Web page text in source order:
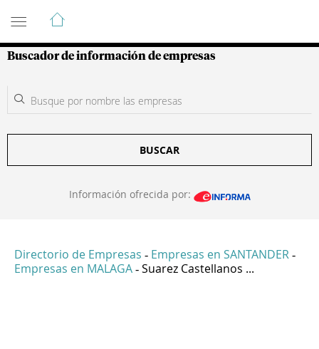
Guía de Empresas Colombianas
Buscador de información de empresas
BUSCAR
Información ofrecida por:
Directorio de Empresas - Empresas en SANTANDER -
Empresas en MALAGA - Suarez Castellanos ...